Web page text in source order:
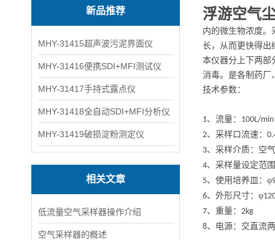
新品推荐
MHY-31415超声波污泥界面仪
MHY-31416便携SDI+MFI测试仪
MHY-31417手持式露点仪
MHY-31418全自动SDI+MFI分析仪
MHY-31419破损淀粉测定仪
相关文章
低流量空气采样器操作介绍
空气采样器的概述
浮游空气
内的微生物浓度。
长，从而更快得出
本仪器分上下两部
消毒。是各制药厂
技术参数：
1、流量： 100L/min
2、采样口流速：
3、采样介质：空气
4、采样量设定范
5、使用培养皿：φ
6、外形尺寸：φ
7、重量： 2kg
8、电源：交直流